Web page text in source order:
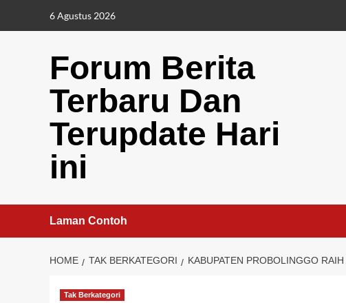
6 Agustus 2026
Forum Berita
Terbaru Dan
Terupdate Hari
ini
Laman Contoh
HOME TAK BERKATEGORI KABUPATEN PROBOLINGGO
Tak Berkategori